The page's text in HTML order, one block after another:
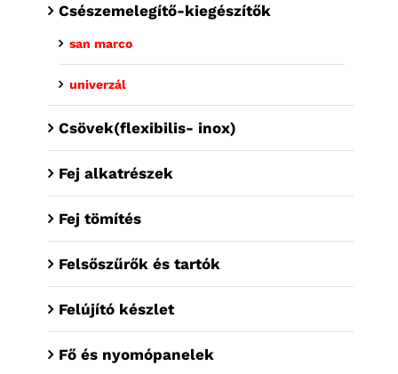
Csészemelegítő-kiegészítők
san marco
univerzál
Csövek(flexibilis- inox)
Fej alkatrészek
Fej tömítés
Felsőszűrők és tartók
Felújító készlet
Fő és nyomópanelek